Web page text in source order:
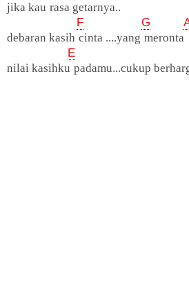
jika kau rasa getarnya..
F
G
debaran kasih cinta ....yang meronta
E
nilai kasihku padamu...cukup